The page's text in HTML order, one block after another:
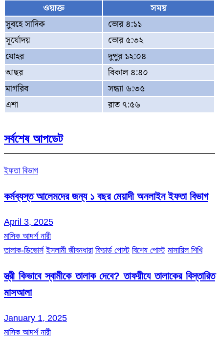
ওয়াক্ত
সময়
সুবহে সাদিক
ভোর ৪:১১
সূর্যোদয়
ভোর ৫:৩২
যোহর
দুপুর ১২:০৪
আছর
বিকাল ৪:৪০
মাগরিব
সন্ধ্যা ৬:৩৫
এশা
রাত ৭:৫৬
সর্বশেষ আপডেট
ইফতা বিভাগ
কর্মব্যস্ত আলেমদের জন্য ১ বছর মেয়াদী অনলাইন ইফতা বিভাগ
April 3, 2025
মাসিক আদর্শ নারী
তালাক-ডিভোর্স ইসলামী জীবনধারা ফিচার্ড পোস্ট বিশেষ পোস্ট মাসায়িল শিখি
স্ত্রী কিভাবে স্বামীকে তালাক দেবে? তাফয়ীযে তালাকের বিস্তারিত
মাসআলা
January 1, 2025
মাসিক আদর্শ নারী